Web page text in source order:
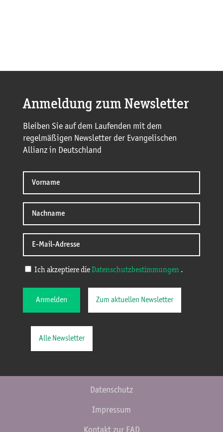
Anmeldung zum Newsletter
Bleiben Sie auf dem Laufenden mit dem
regelmäßigen Newsletter der Evangelischen
Allianz in Deutschland
Ich akzeptiere die Datenschutzbestimmungen .
Anmelden Zum aktuellen Newsletter
Alle Newsletter
Datenschutz
Impressum
Kontakt zur EAD